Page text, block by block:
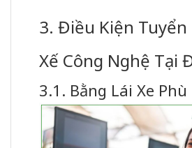
3. Điều Kiện Tuyển
Xế Công Nghệ Tại
3.1. Bằng Lái Xe Phù